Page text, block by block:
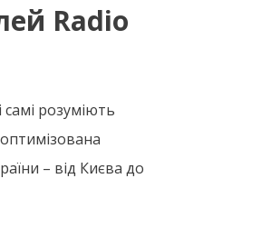
Radio
розуміють
– від Києва до